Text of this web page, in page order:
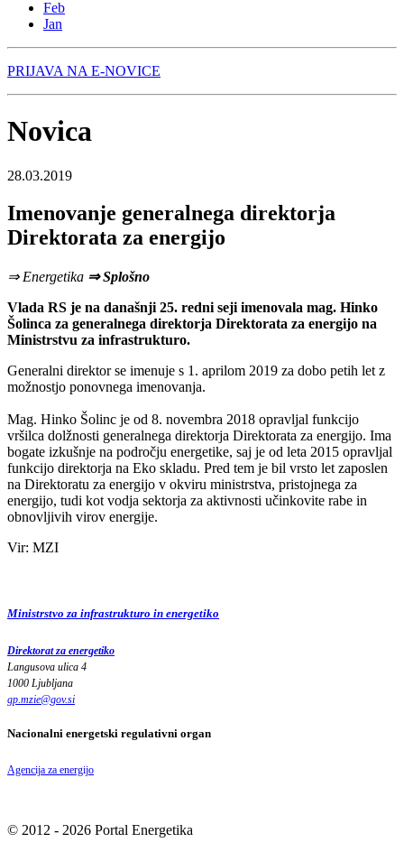
Feb
Jan
PRIJAVA NA E-NOVICE
Novica
28.03.2019
Imenovanje generalnega direktorja
Direktorata za energijo
⇒ Energetika ⇒ Splošno
Vlada RS je na današnji 25. redni seji imenovala mag. Hinko
Šolinca za generalnega direktorja Direktorata za energijo na
Ministrstvu za infrastrukturo.
Generalni direktor se imenuje s 1. aprilom 2019 za dobo petih let z
možnostjo ponovnega imenovanja.
Mag. Hinko Šolinc je od 8. novembra 2018 opravljal funkcijo
vršilca dolžnosti generalnega direktorja Direktorata za energijo. Ima
bogate izkušnje na področju energetike, saj je od leta 2015 opravljal
funkcijo direktorja na Eko skladu. Pred tem je bil vrsto let zaposlen
na Direktoratu za energijo v okviru ministrstva, pristojnega za
energijo, tudi kot vodja sektorja za aktivnosti učinkovite rabe in
obnovljivih virov energije.
Vir: MZI
Ministrstvo za infrastrukturo in energetiko
Direktorat za energetiko
Langusova ulica 4
1000 Ljubljana
gp.mzie@gov.si
Nacionalni energetski regulativni organ
Agencija za energijo
© 2012 - 2026 Portal Energetika